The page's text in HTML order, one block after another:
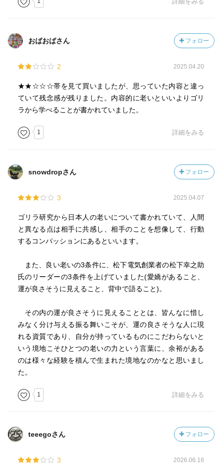
おばおばさん フォロー
2 2025.04.20
★★☆☆☆帯を見て買いましたが、思っていた内容と違っ
ていて残念感が残りました。内容的に老いといいよりゴリ
ラから学べることが書かれていました。
1 詳細をみる
snowdropさん フォロー
3 2025.04.07
ゴリラ研究から日本人の老いについて書かれていて、人間
と異なる点は相手に共感し、相手のことを想像して、行動
するコンパッションにあるといいます。
また、良い老いの3条件に、松下電気創業者の松下幸之助
氏のリーダーの3条件を上げていました(愛嬌があること、
運が良さそうに見えること、背中で語ること)。
その内の運が良さそうに見えることとは、皆んなに惜し
みなく分け与える振る舞いこそが、運の良さそうな人に現
れる資質であり、自分が持っているものにこだわらないと
いう境地こそひとつの老いの力という言葉に、余裕がある
のは様々な経験を積んで生まれた境地なのかなと思いまし
た。
1 詳細をみる
teeegoさん フォロー
3 2026.06.16